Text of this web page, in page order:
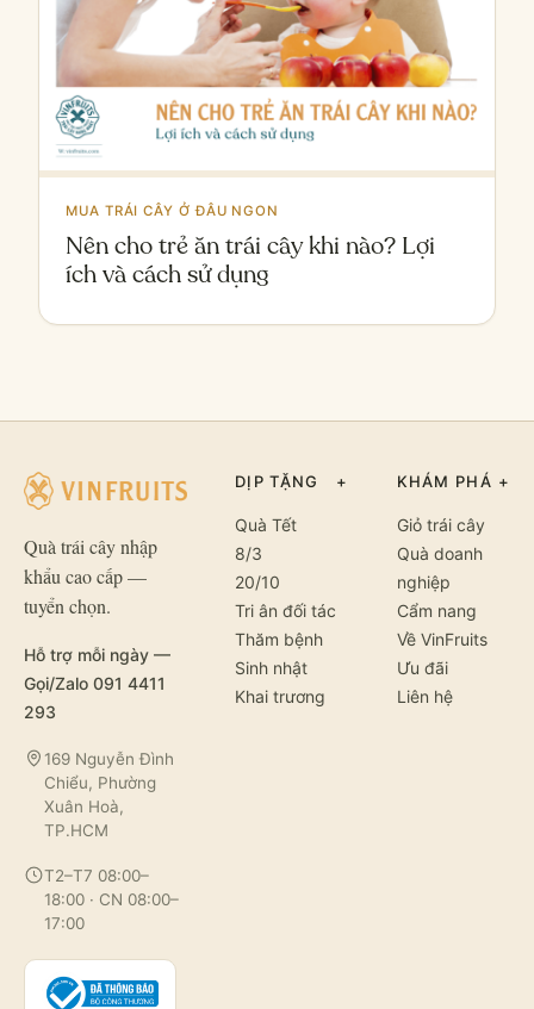
MUA TRÁI CÂY Ở ĐÂU NGON
Nên cho trẻ ăn trái cây khi nào? Lợi
ích và cách sử dụng
Quà trái cây nhập
khẩu cao cấp —
tuyển chọn.
Hỗ trợ mỗi ngày —
Gọi/Zalo 091 4411
293
169 Nguyễn Đình
Chiểu, Phường
Xuân Hoà,
TP.HCM
T2–T7 08:00–
18:00 · CN 08:00–
17:00
DỊP TẶNG +
Quà Tết
8/3
20/10
Tri ân đối tác
Thăm bệnh
Sinh nhật
Khai trương
KHÁM PHÁ +
Giỏ trái cây
Quà doanh
nghiệp
Cẩm nang
Về VinFruits
Ưu đãi
Liên hệ